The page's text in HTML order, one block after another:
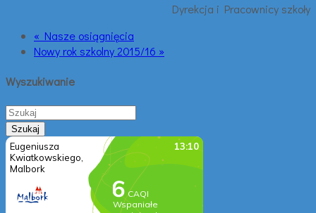
Dyrekcja i Pracownicy szkoły
« Nasze osiągnięcia
Nowy rok szkolny 2015/16 »
Wyszukiwanie